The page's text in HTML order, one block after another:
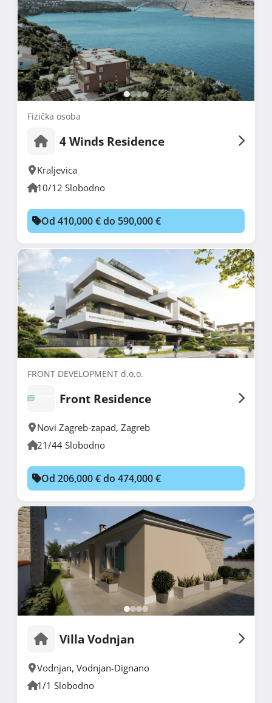
Fizička osoba
4 Winds Residence
Kraljevica
10/12 Slobodno
Od 410,000 € do 590,000 €
FRONT DEVELOPMENT d.o.o.
Front Residence
Novi Zagreb-zapad, Zagreb
21/44 Slobodno
Od 206,000 € do 474,000 €
Villa Vodnjan
Vodnjan, Vodnjan-Dignano
1/1 Slobodno